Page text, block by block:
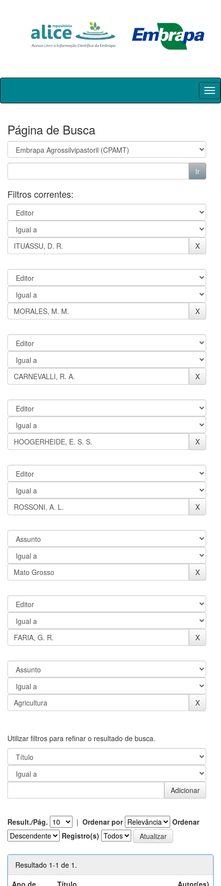
Skip
Página de Busca
Filtros correntes:
Utilizar filtros para refinar o resultado de busca.
Result./Pág. | Ordenar por
Ordenar
Registro(s)
Resultado 1-1 de 1.
Ano de
Título Autor(es)